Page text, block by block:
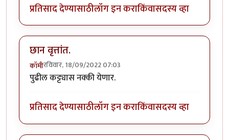
प्रतिसाद देण्यासाठीलॉग इन कराकिंवासदस्य व्हा
छान वृत्तांत.
कॉमीरविवार, 18/09/2022 07:03
पुढील कट्ट्यास नक्की येणार.
प्रतिसाद देण्यासाठीलॉग इन कराकिंवासदस्य व्हा